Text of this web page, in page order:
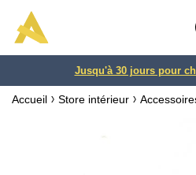
3
Jusqu'à 30 jours pour
Accueil Store intérieur